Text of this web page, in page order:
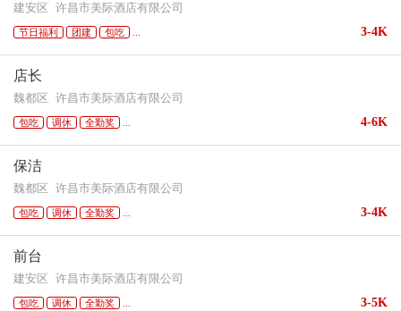
建安区 许昌市美际酒店有限公司
节日福利 团建 包吃 3-4K
店长
魏都区 许昌市美际酒店有限公司
包吃 调休 全勤奖 4-6K
保洁
魏都区 许昌市美际酒店有限公司
包吃 调休 全勤奖 3-4K
前台
建安区 许昌市美际酒店有限公司
包吃 调休 全勤奖 3-5K